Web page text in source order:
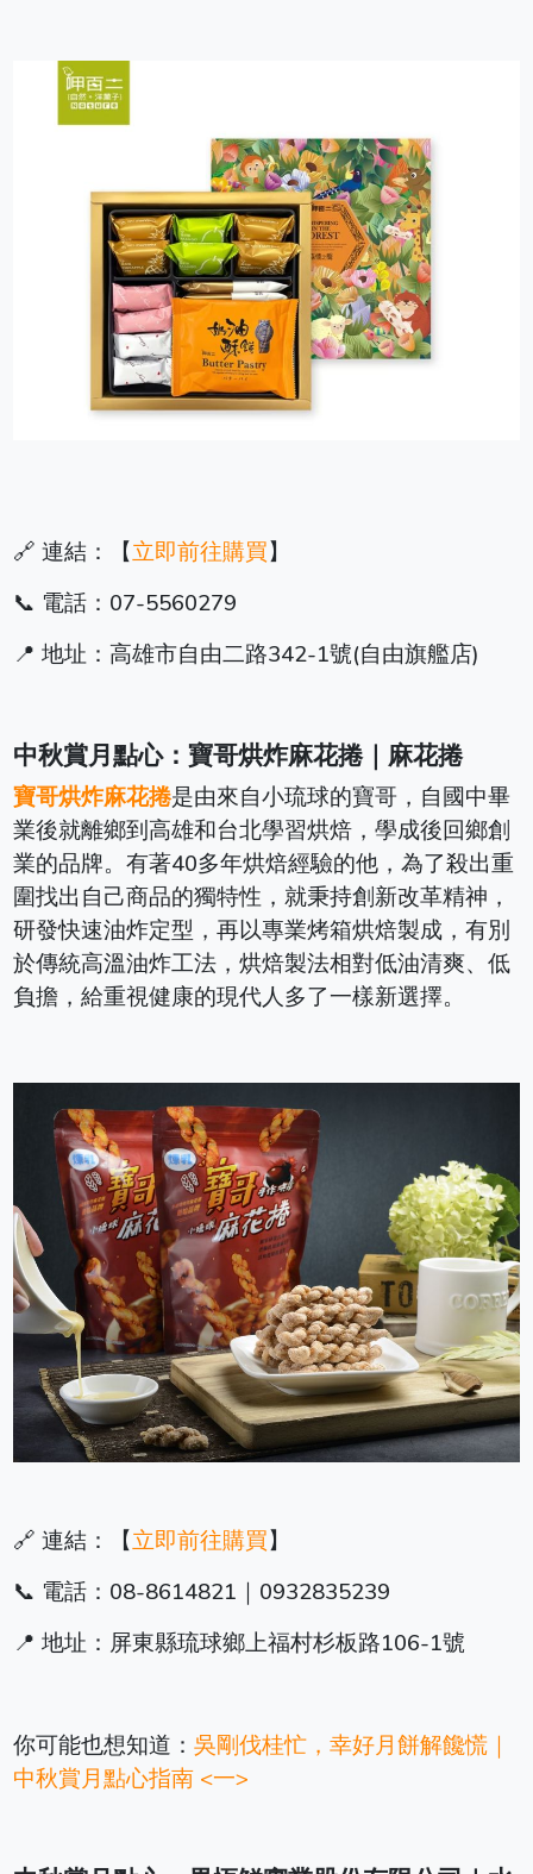
🔗 連結：【立即前往購買】
📞 電話：07-5560279
📍 地址：高雄市自由二路342-1號(自由旗艦店)
中秋賞月點心：寶哥烘炸麻花捲｜麻花捲
寶哥烘炸麻花捲是由來自小琉球的寶哥，自國中畢
業後就離鄉到高雄和台北學習烘焙，學成後回鄉創
業的品牌。有著40多年烘焙經驗的他，為了殺出重
圍找出自己商品的獨特性，就秉持創新改革精神，
研發快速油炸定型，再以專業烤箱烘焙製成，有別
於傳統高溫油炸工法，烘焙製法相對低油清爽、低
負擔，給重視健康的現代人多了一樣新選擇。
🔗 連結：【立即前往購買】
📞 電話：08-8614821｜0932835239
📍 地址：屏東縣琉球鄉上福村杉板路106-1號
你可能也想知道：吳剛伐桂忙，幸好月餅解饞慌｜
中秋賞月點心指南 <一>